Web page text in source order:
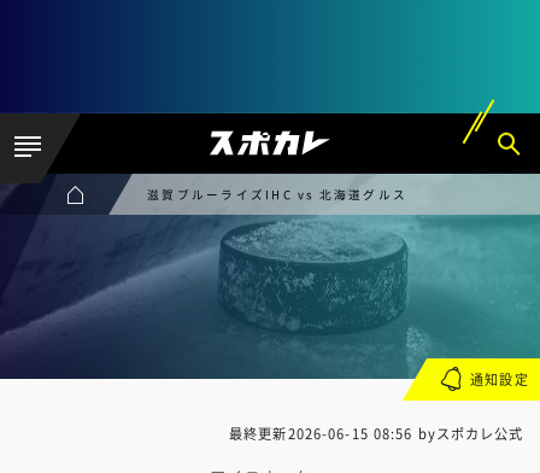
滋賀ブルーライズIHC vs 北海道グルス
最終更新2026-06-15 08:56 byスポカレ公式
通知設定